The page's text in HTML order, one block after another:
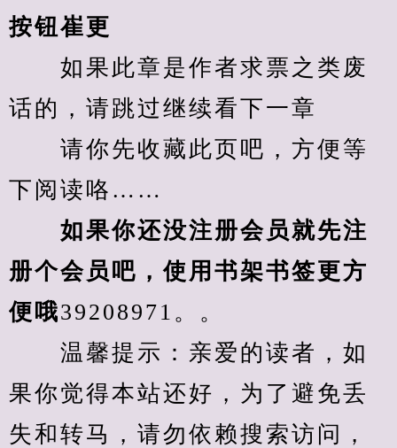
按钮崔更
如果此章是作者求票之类废
话的，请跳过继续看下一章
请你先收藏此页吧，方便等
下阅读咯……
如果你还没注册会员就先注
册个会员吧，使用书架书签更方
便哦39208971。。
温馨提示：亲爱的读者，如
果你觉得本站还好，为了避免丢
失和转马，请勿依赖搜索访问，